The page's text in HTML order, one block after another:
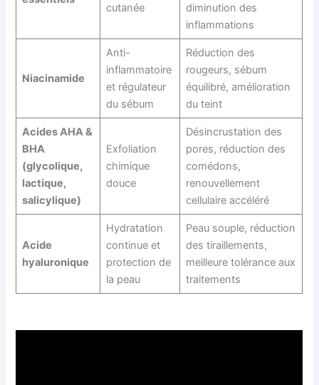
cutanée
diminution des
inflammations
Niacinamide
Anti-
inflammatoire
et régulateur
du sébum
Réduction des
rougeurs, sébum
équilibré, amélioration
du teint
Acides AHA &
BHA
(glycolique,
lactique,
salicylique)
Exfoliation
chimique
douce
Désincrustation des
pores, réduction des
comédons,
renouvellement
cellulaire accéléré
Acide
hyaluronique
Hydratation
continue et
protection de
la peau
Peau souple, réduction
des tiraillements,
meilleure tolérance aux
traitements